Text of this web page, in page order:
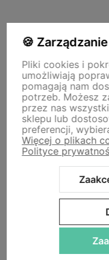
Adres sklepu
WrocławSiedziba firmy:
Sklep internetowy Shoper
🍪
Pliki cookies i
umożliwiają
pomagają nam
potrzeb. Możesz
przez nas
sklepu lub
preferencji,
Więcej o plikach
Polityce